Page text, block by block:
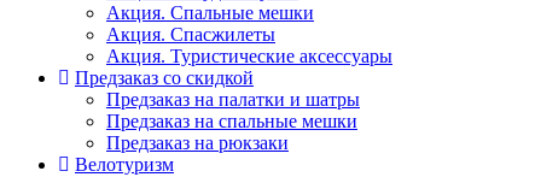
Акция. Спальные мешки
Акция. Спасжилеты
Акция. Туристические аксессуары
Предзаказ со скидкой
Предзаказ на палатки и шатры
Предзаказ на спальные мешки
Предзаказ на рюкзаки
Велотуризм